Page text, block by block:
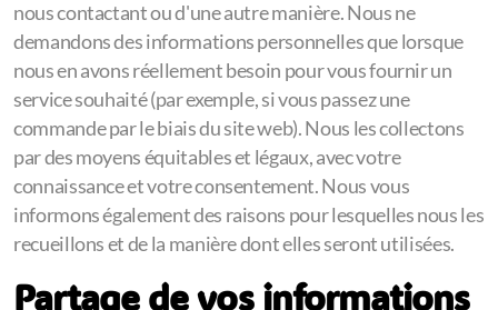
nous contactant ou d'une autre manière. Nous ne
demandons des informations personnelles que lorsque
nous en avons réellement besoin pour vous fournir un
service souhaité (par exemple, si vous passez une
commande par le biais du site web). Nous les collectons
par des moyens équitables et légaux, avec votre
connaissance et votre consentement. Nous vous
informons également des raisons pour lesquelles nous les
recueillons et de la manière dont elles seront utilisées.
Partage de vos informations